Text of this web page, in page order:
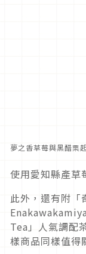
夢之香草莓與黑醋栗
使用愛知縣產草
此外，還有附
Tea」人氣調配
樣商品同樣值得